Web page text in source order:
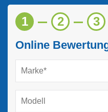
1 2 3
Online